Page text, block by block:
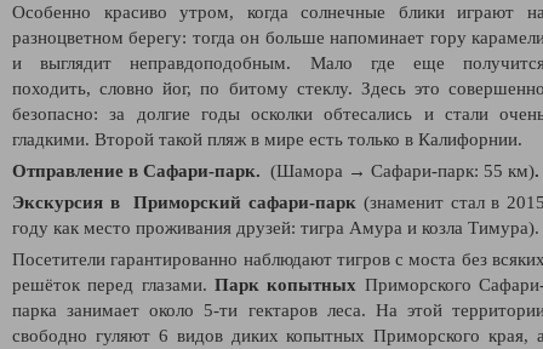
Особенно красиво утром, когда солнечные блики играют
разноцветном берегу: тогда он больше напоминает гору
и выглядит неправдоподобным. Мало где еще
походить, словно йог, по битому стеклу. Здесь это
безопасно: за долгие годы осколки обтесались и стали
гладкими. Второй такой пляж в мире есть только в Калифорнии.
Отправление в Сафари-парк. (Шамора → Сафари-парк: 55 км).
Экскурсия в Приморский сафари-парк (знаменит стал в
году как место проживания друзей: тигра Амура и козла Тимура).
Посетители гарантированно наблюдают тигров с моста без
решёток перед глазами. Парк копытных Приморского
парка занимает около 5-ти гектаров леса. На этой
свободно гуляют 6 видов диких копытных Приморского края,